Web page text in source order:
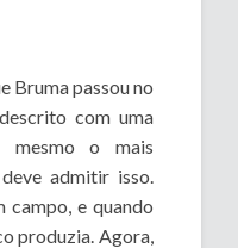
Bruma passou no
com uma
mesmo o mais
admitir isso.
e quando
produzia. Agora,